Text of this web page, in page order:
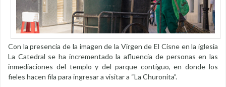
Con la presencia de la imagen de la Virgen de El Cisne en la iglesia
La Catedral se ha incrementado la afluencia de personas en las
inmediaciones del templo y del parque contiguo, en donde los
fieles hacen fila para ingresar a visitar a “La Churonita”.